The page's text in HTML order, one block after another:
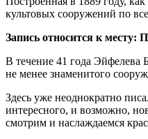
культовых сооружений по
Запись относится к месту:
В течение 41 года Эйфелева
не менее знаменитого
Здесь уже неоднократно
интересного, и возможно,
смотрим и наслаждаемся